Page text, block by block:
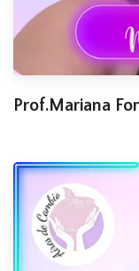
Prof.Mariana